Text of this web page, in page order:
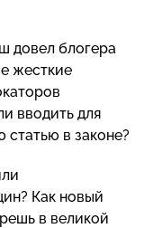
довел блогера
жесткие
вводить для
статью в законе?
Как новый
в великой